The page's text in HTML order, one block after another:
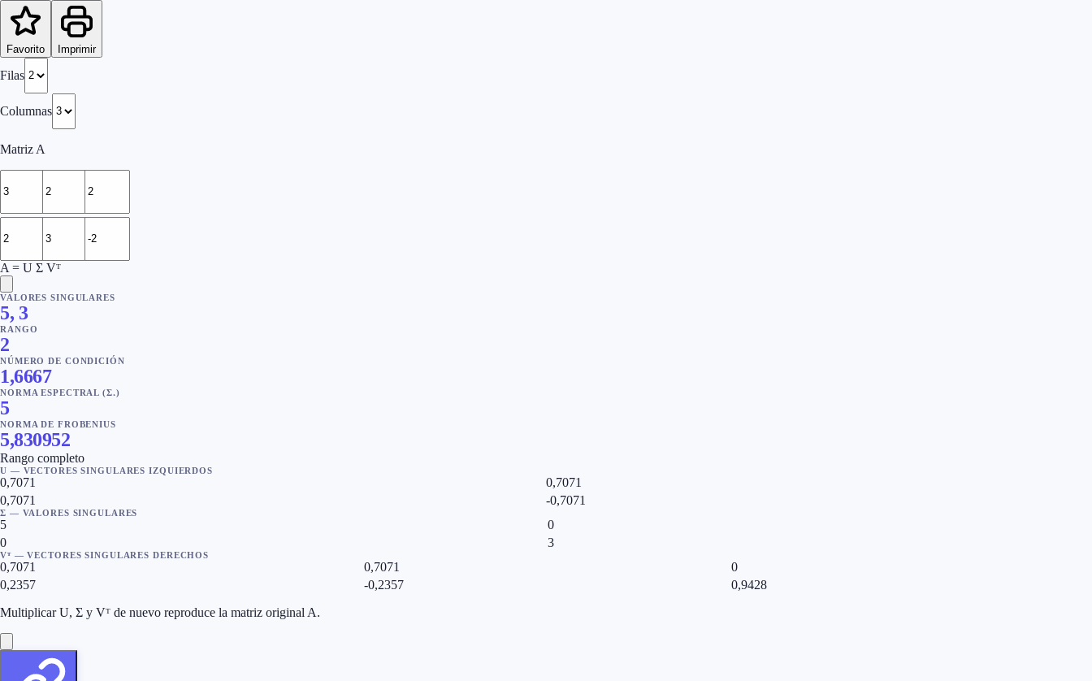
Favorito Imprimir
Filas
Columnas
Matriz A
A = U Σ Vᵀ
VALORES SINGULARES
5, 3
RANGO
2
NÚMERO DE CONDICIÓN
1,6667
NORMA ESPECTRAL (Σ₁)
5
NORMA DE FROBENIUS
5,830952
Rango completo
U — VECTORES SINGULARES IZQUIERDOS
0,7071
0,7071
0,7071
-0,7071
Σ — VALORES SINGULARES
5
0
0
3
Vᵀ — VECTORES SINGULARES DERECHOS
0,7071 0,7071
0
0,2357
-0,2357
0,9428
Multiplicar U, Σ y Vᵀ de nuevo reproduce la matriz original A.